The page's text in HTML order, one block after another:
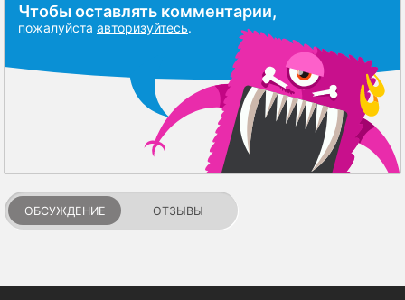
Чтобы оставлять комментарии,
пожалуйста авторизуйтесь.
ОБСУЖДЕНИЕ ОТЗЫВЫ